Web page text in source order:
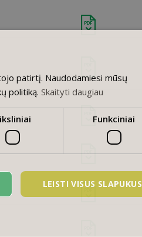
patirtį. Naudodamiesi mūsų
politiką. Skaityti daugiau
Funkciniai
LEISTI VISUS SLAPUKUS